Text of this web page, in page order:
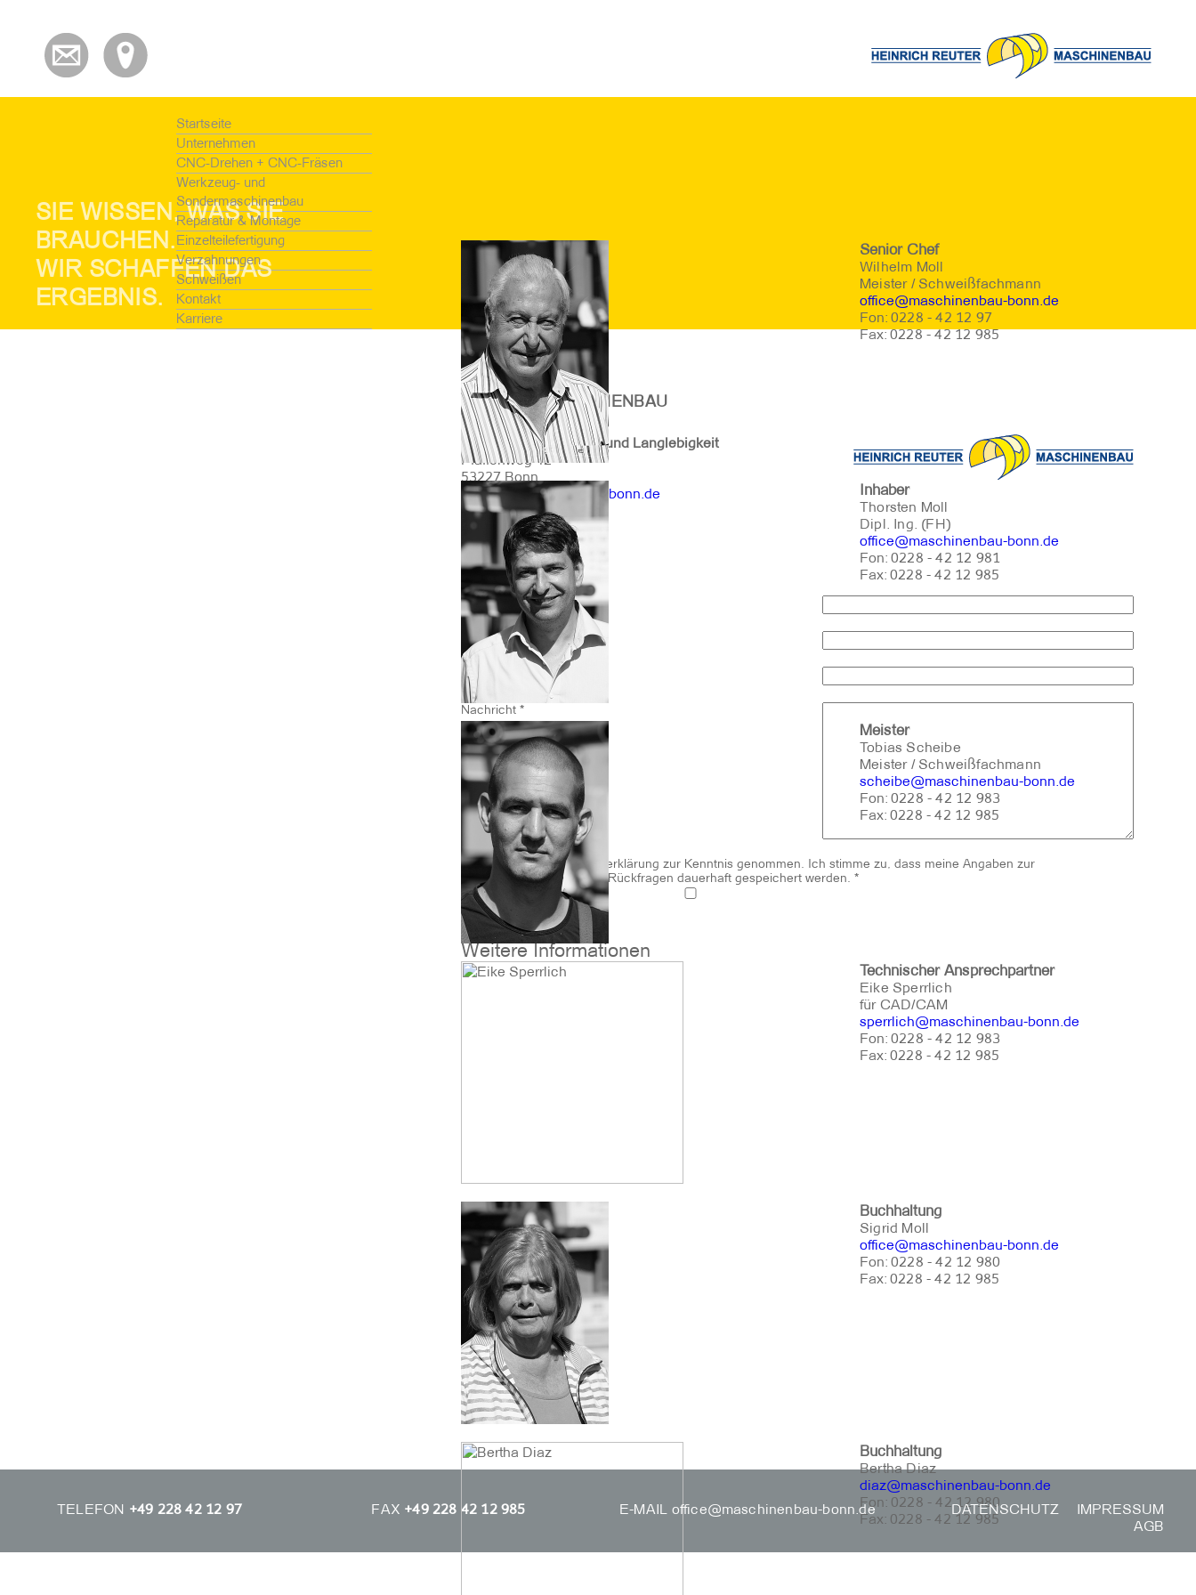
SIE WISSEN, WAS SIE
BRAUCHEN.
WIR SCHAFFEN DAS
ERGEBNIS.
Startseite
Unternehmen
CNC-Drehen + CNC-Fräsen
Werkzeug- und
Sondermaschinenbau
Reparatur & Montage
Einzelteilefertigung
Verzahnungen
Schweißen
Kontakt
Karriere
REUTER MASCHINENBAU
Kontakt
Erfolg durch Präzision und Langlebigkeit
Pfaffenweg 42
53227 Bonn
office@maschinenbau-bonn.de
Fon: 0228 - 42 12 97
Fax: 0228 - 42 12 985
Kontaktformular
*Benötigtes Feld
Name*
E-Mail*
Betreff
Nachricht *
Felder
Ich habe die Datenschutzerklärung zur Kenntnis genommen. Ich stimme zu, dass meine Angaben zur
Kontaktaufnahme und für Rückfragen dauerhaft gespeichert werden. *
Zustimmung
E-Mail senden
Weitere Informationen
Senior Chef
Wilhelm Moll
Meister / Schweißfachmann
office@maschinenbau-bonn.de
Fon: 0228 - 42 12 97
Fax: 0228 - 42 12 985
Inhaber
Thorsten Moll
Dipl. Ing. (FH)
office@maschinenbau-bonn.de
Fon: 0228 - 42 12 981
Fax: 0228 - 42 12 985
Meister
Tobias Scheibe
Meister / Schweißfachmann
scheibe@maschinenbau-bonn.de
Fon: 0228 - 42 12 983
Fax: 0228 - 42 12 985
Technischer Ansprechpartner
Eike Sperrlich
für CAD/CAM
sperrlich@maschinenbau-bonn.de
Fon: 0228 - 42 12 983
Fax: 0228 - 42 12 985
Buchhaltung
Sigrid Moll
office@maschinenbau-bonn.de
Fon: 0228 - 42 12 980
Fax: 0228 - 42 12 985
Buchhaltung
Bertha Diaz
diaz@maschinenbau-bonn.de
Fon: 0228 - 42 12 980
Fax: 0228 - 42 12 985
TELEFON +49 228 42 12 97 FAX +49 228 42 12 985 E-MAIL office@maschinenbau-bonn.de IMPRESSUM
DATENSCHUTZ
AGB